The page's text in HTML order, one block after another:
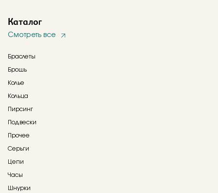
Каталог
Смотреть все
Браслеты
Брошь
Колье
Кольца
Пирсинг
Подвески
Прочее
Серьги
Цепи
Часы
Шнурки